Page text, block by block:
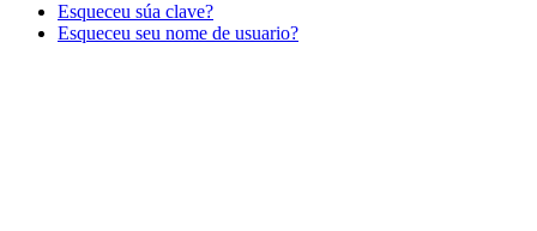
Esqueceu súa clave?
Esqueceu seu nome de usuario?